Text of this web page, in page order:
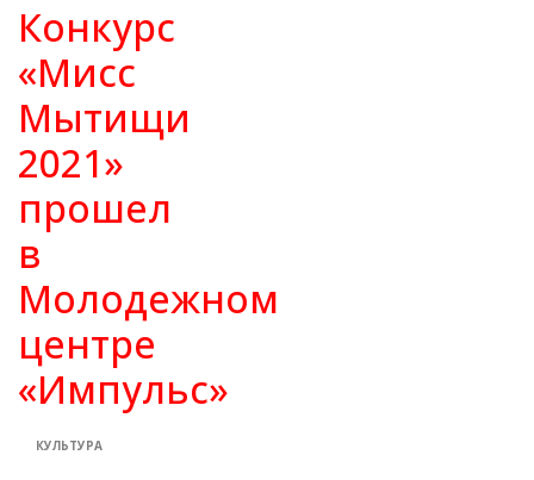
Конкурс
«Мисс
Мытищи
2021»
прошел
в
Молодежном
центре
«Импульс»
КУЛЬТУРА